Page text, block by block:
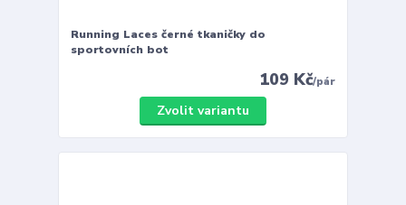
Running Laces černé tkaničky do
sportovních bot
109 Kč/pár
Zvolit variantu